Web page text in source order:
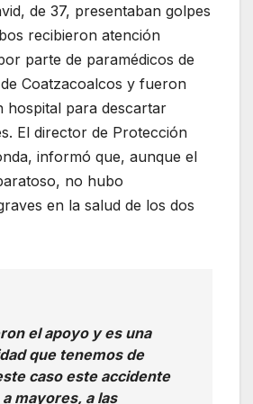
de 37, presentaban golpes
recibieron atención
parte de paramédicos de
Coatzacoalcos y fueron
hospital para descartar
El director de Protección
informó que, aunque el
no hubo
en la salud de los dos
el apoyo y es una
que tenemos de
caso este accidente
mayores, a las